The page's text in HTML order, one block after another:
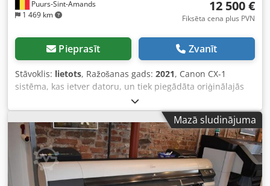
Puurs-Sint-Amands
1 469 km
12 500 €
Fiksēta cena plus PVN
Pieprasīt Zvanīt
Stāvoklis: lietots, Ražošanas gads: 2021, Canon CX-1
sistēma, kas ietver datoru, un tiek piegādāta oriģinālajās
ražotāja kastēs. Sērijas numurs: 210141 – Iegādes gads:
2022. Csdpfxjzmxqrs Acgjha Sistēma tika iegādāta īsam
klīniskam pētījumam un ir ļoti maz izmantota; tā atrodas
gandrīz jaunā stāvoklī.
Mazā sludinājuma